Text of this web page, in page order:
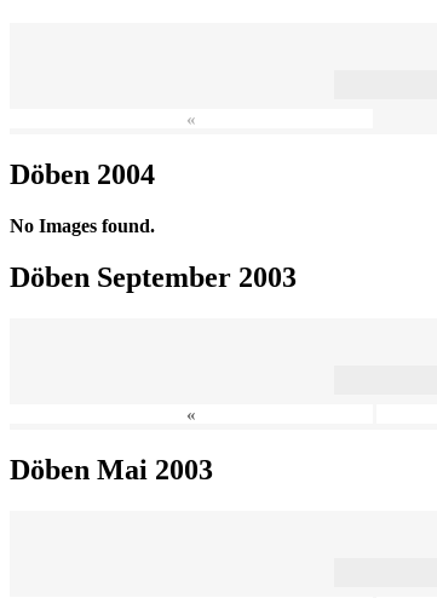
«
Döben 2004
No Images found.
Döben September 2003
«
Döben Mai 2003